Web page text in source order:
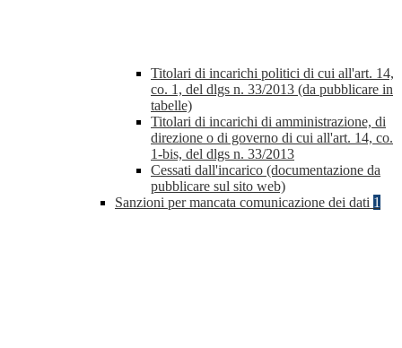
Titolari di incarichi politici di cui all'art. 14,
co. 1, del dlgs n. 33/2013 (da pubblicare in
tabelle)
Titolari di incarichi di amministrazione, di
direzione o di governo di cui all'art. 14, co.
1-bis, del dlgs n. 33/2013
Cessati dall'incarico (documentazione da
pubblicare sul sito web)
Sanzioni per mancata comunicazione dei dati 1